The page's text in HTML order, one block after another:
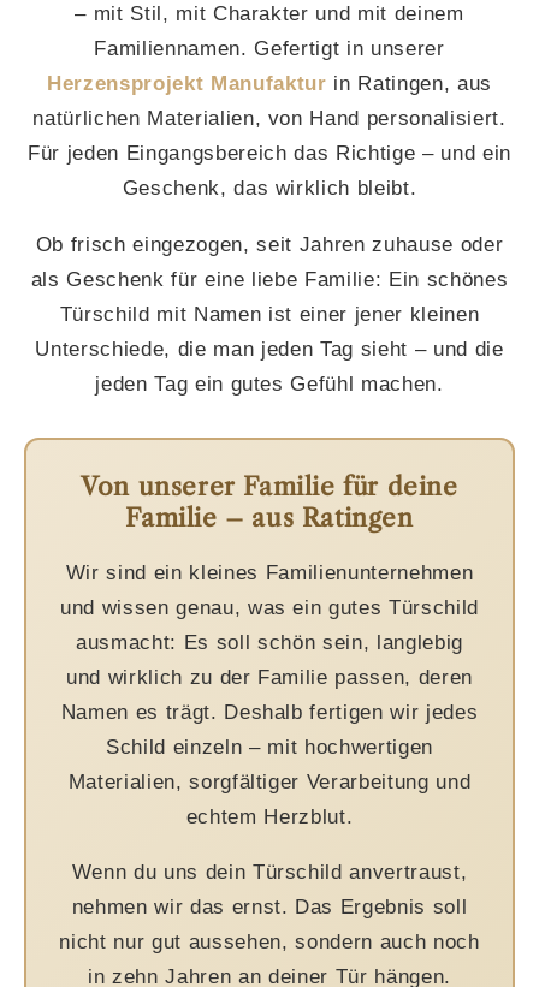
– mit Stil, mit Charakter und mit deinem
Familiennamen. Gefertigt in unserer
Herzensprojekt Manufaktur in Ratingen, aus
natürlichen Materialien, von Hand personalisiert.
Für jeden Eingangsbereich das Richtige – und ein
Geschenk, das wirklich bleibt.
Ob frisch eingezogen, seit Jahren zuhause oder
als Geschenk für eine liebe Familie: Ein schönes
Türschild mit Namen ist einer jener kleinen
Unterschiede, die man jeden Tag sieht – und die
jeden Tag ein gutes Gefühl machen.
Von unserer Familie für deine
Familie – aus Ratingen
Wir sind ein kleines Familienunternehmen
und wissen genau, was ein gutes Türschild
ausmacht: Es soll schön sein, langlebig
und wirklich zu der Familie passen, deren
Namen es trägt. Deshalb fertigen wir jedes
Schild einzeln – mit hochwertigen
Materialien, sorgfältiger Verarbeitung und
echtem Herzblut.
Wenn du uns dein Türschild anvertraust,
nehmen wir das ernst. Das Ergebnis soll
nicht nur gut aussehen, sondern auch noch
in zehn Jahren an deiner Tür hängen.